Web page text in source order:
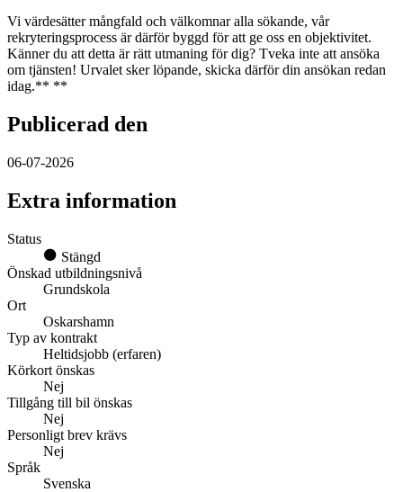
Vi värdesätter mångfald och välkomnar alla sökande, vår
rekryteringsprocess är därför byggd för att ge oss en objektivitet.
Känner du att detta är rätt utmaning för dig? Tveka inte att ansöka
om tjänsten! Urvalet sker löpande, skicka därför din ansökan redan
idag.** **
Publicerad den
06-07-2026
Extra information
Status
Stängd
Önskad utbildningsnivå
Grundskola
Ort
Oskarshamn
Typ av kontrakt
Heltidsjobb (erfaren)
Körkort önskas
Nej
Tillgång till bil önskas
Nej
Personligt brev krävs
Nej
Språk
Svenska